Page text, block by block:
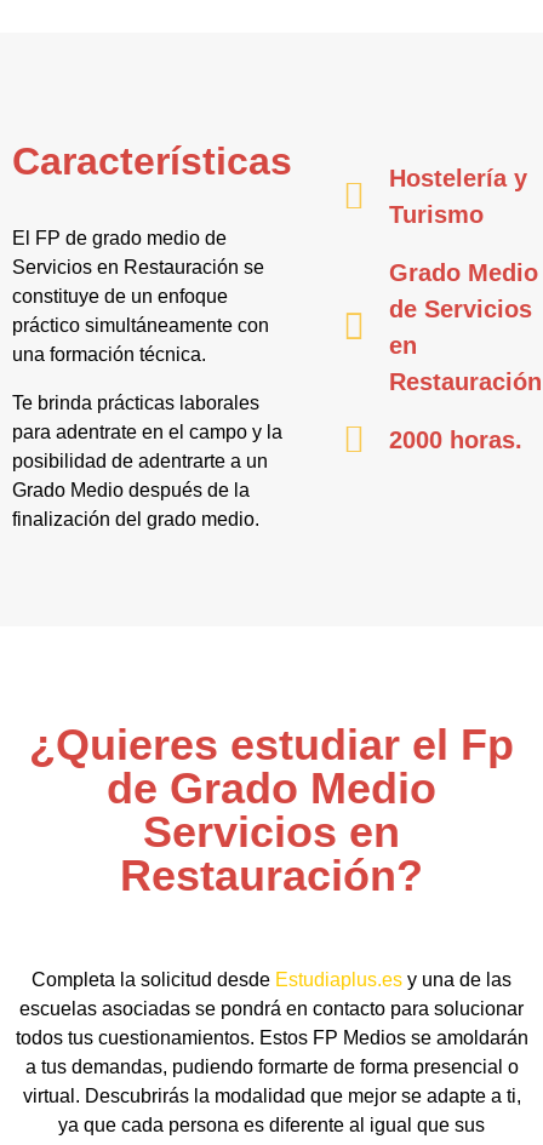
Características
El FP de grado medio de
Servicios en Restauración se
constituye de un enfoque
práctico simultáneamente con
una formación técnica.
Te brinda prácticas laborales
para adentrate en el campo y la
posibilidad de adentrarte a un
Grado Medio después de la
finalización del grado medio.
Hostelería y
Turismo
Grado Medio
de Servicios
en
Restauración
2000 horas.
¿Quieres estudiar el Fp
de Grado Medio
Servicios en
Restauración?
Completa la solicitud desde Estudiaplus.es y una de las
escuelas asociadas se pondrá en contacto para solucionar
todos tus cuestionamientos. Estos FP Medios se amoldarán
a tus demandas, pudiendo formarte de forma presencial o
virtual. Descubrirás la modalidad que mejor se adapte a ti,
ya que cada persona es diferente al igual que sus